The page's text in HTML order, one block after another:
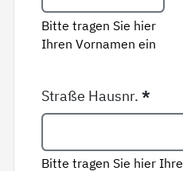
Bitte tragen Sie hier
Ihren Vornamen ein
Straße Hausnr.*
Bitte tragen Sie hier